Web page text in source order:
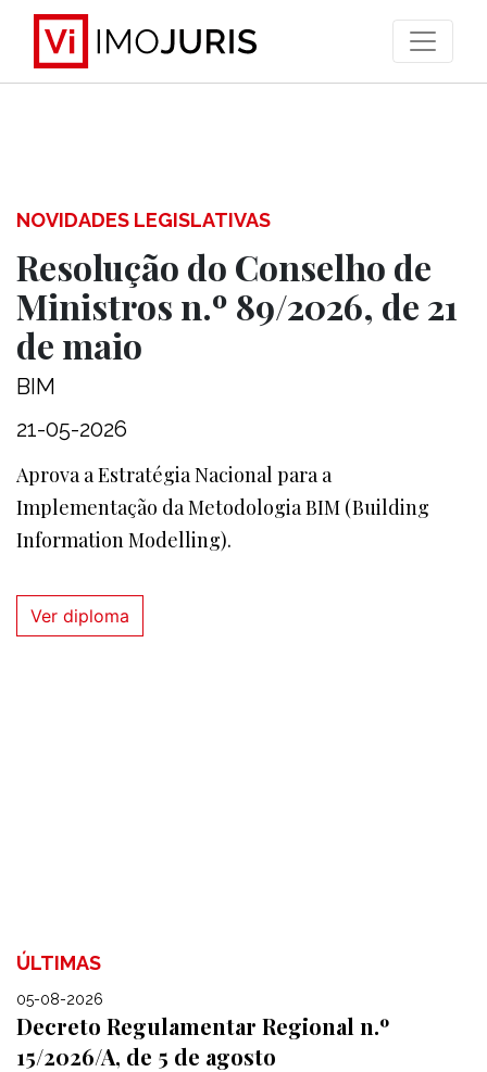
>
NOVIDADES LEGISLATIVAS
Resolução do Conselho de
Ministros n.º 89/2026, de 21
de maio
BIM
21-05-2026
Aprova a Estratégia Nacional para a
Implementação da Metodologia BIM (Building
Information Modelling).
Ver diploma
ÚLTIMAS
05-08-2026
Decreto Regulamentar Regional n.º
15/2026/A, de 5 de agosto